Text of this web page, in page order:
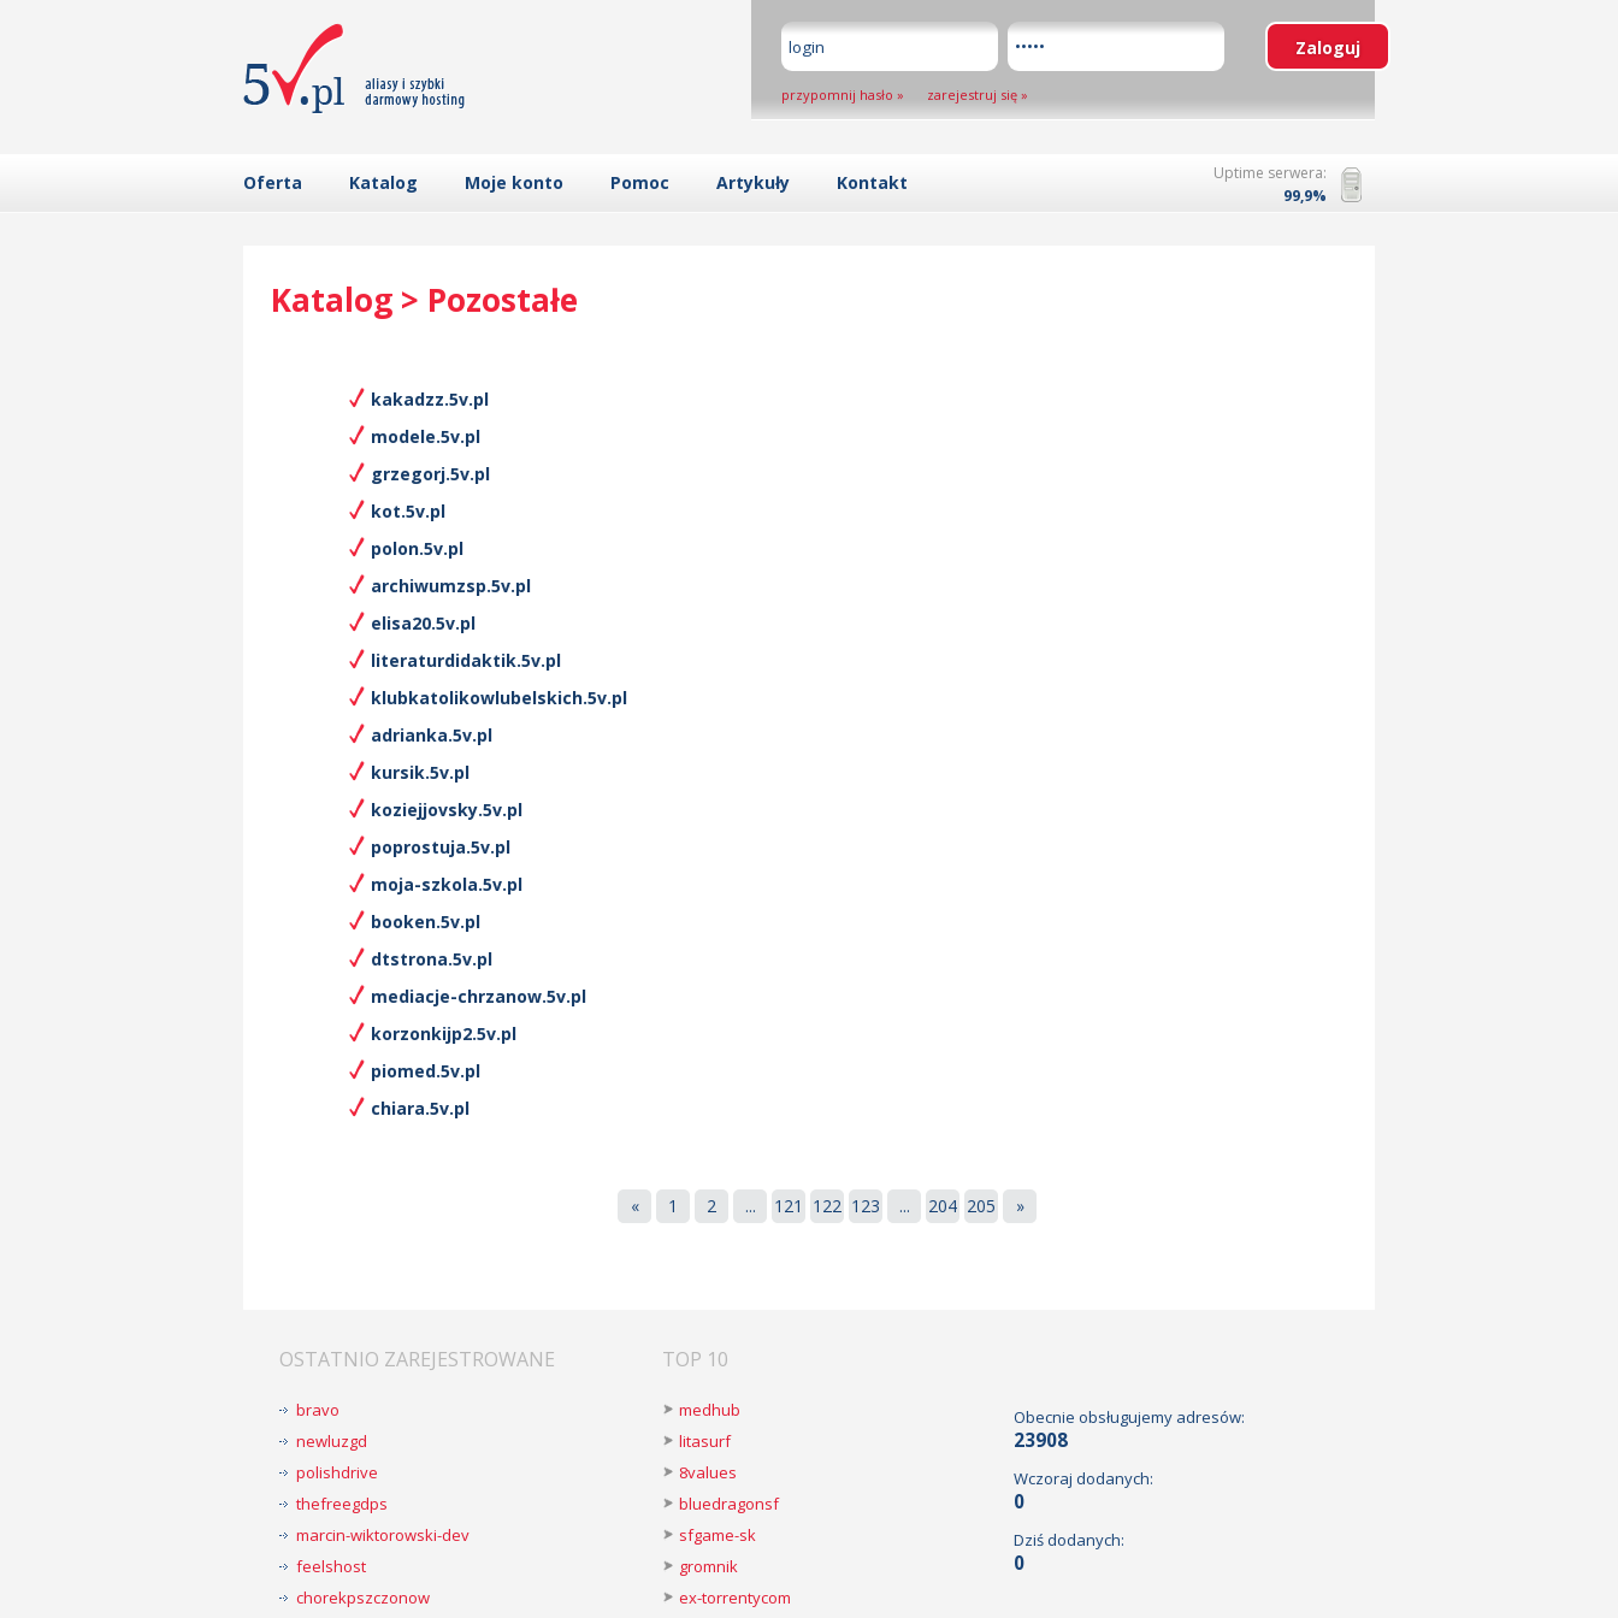
przypomnij hasło » zarejestruj się »
Oferta Katalog Moje konto Pomoc Artykuły Kontakt
Uptime serwera:
99,9%
Katalog > Pozostałe
kakadzz.5v.pl
modele.5v.pl
grzegorj.5v.pl
kot.5v.pl
polon.5v.pl
archiwumzsp.5v.pl
elisa20.5v.pl
literaturdidaktik.5v.pl
klubkatolikowlubelskich.5v.pl
adrianka.5v.pl
kursik.5v.pl
koziejjovsky.5v.pl
poprostuja.5v.pl
moja-szkola.5v.pl
booken.5v.pl
dtstrona.5v.pl
mediacje-chrzanow.5v.pl
korzonkijp2.5v.pl
piomed.5v.pl
chiara.5v.pl
« 1 2 ... 121 122 123 ... 204 205 »
OSTATNIO ZAREJESTROWANE
bravo
newluzgd
polishdrive
thefreegdps
marcin-wiktorowski-dev
feelshost
chorekpszczonow
TOP 10
medhub
litasurf
8values
bluedragonsf
sfgame-sk
gromnik
ex-torrentycom
Obecnie obsługujemy adresów:
23908
Wczoraj dodanych:
0
Dziś dodanych:
0